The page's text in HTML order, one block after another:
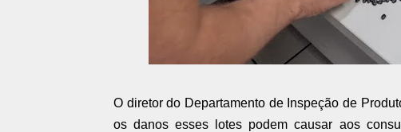
O diretor do Departamento de Inspeção de
os danos esses lotes podem causar aos